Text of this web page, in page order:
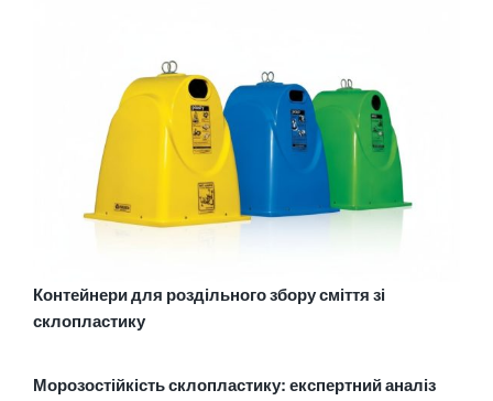
Контейнери для роздільного збору сміття зі
склопластику
Морозостійкість склопластику: експертний аналіз